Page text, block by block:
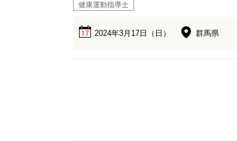
健康運動指導士
17 2024年3月17日（日） 群馬県